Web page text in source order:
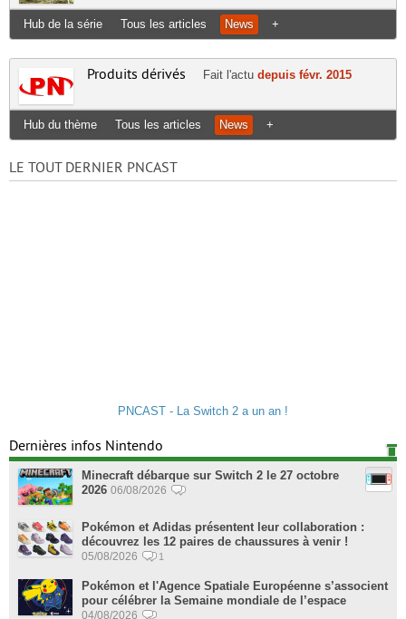
Hub de la série Tous les articles News +
Produits dérivés Fait l'actu depuis févr. 2015
Hub du thème Tous les articles News +
LE TOUT DERNIER PNCAST
PNCAST - La Switch 2 a un an !
Dernières infos Nintendo
Minecraft débarque sur Switch 2 le 27 octobre
2026 06/08/2026
Pokémon et Adidas présentent leur collaboration :
découvrez les 12 paires de chaussures à venir !
05/08/2026 1
Pokémon et l'Agence Spatiale Européenne s’associent
pour célébrer la Semaine mondiale de l’espace
04/08/2026